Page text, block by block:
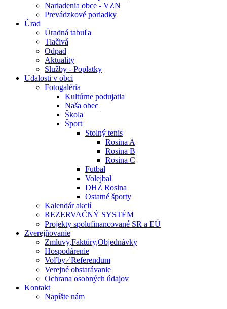
Nariadenia obce - VZN
Prevádzkové poriadky
Úrad
Úradná tabuľa
Tlačivá
Odpad
Aktuality
Služby - Poplatky
Udalosti v obci
Fotogaléria
Kultúrne podujatia
Naša obec
Škola
Šport
Stolný tenis
Rosina A
Rosina B
Rosina C
Futbal
Volejbal
DHZ Rosina
Ostatné športy
Kalendár akcií
REZERVAČNÝ SYSTÉM
Projekty spolufinancované SR a EÚ
Zverejňovanie
Zmluvy,Faktúry,Objednávky
Hospodárenie
Voľby ⁄ Referendum
Verejné obstarávanie
Ochrana osobných údajov
Kontakt
Napíšte nám